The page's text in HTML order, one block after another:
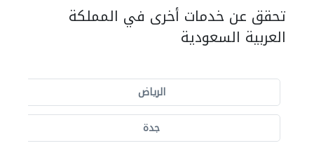
تحقق عن خدمات أخرى في المملكة
العربية السعودية
الرياض
جدة